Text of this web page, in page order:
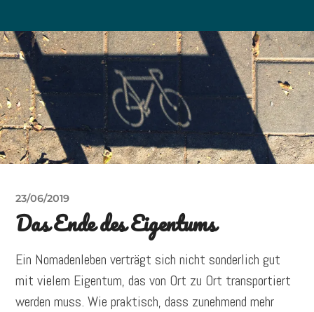
23/06/2019
Das Ende des Eigentums
Ein Nomadenleben verträgt sich nicht sonderlich gut
mit vielem Eigentum, das von Ort zu Ort transportiert
werden muss. Wie praktisch, dass zunehmend mehr